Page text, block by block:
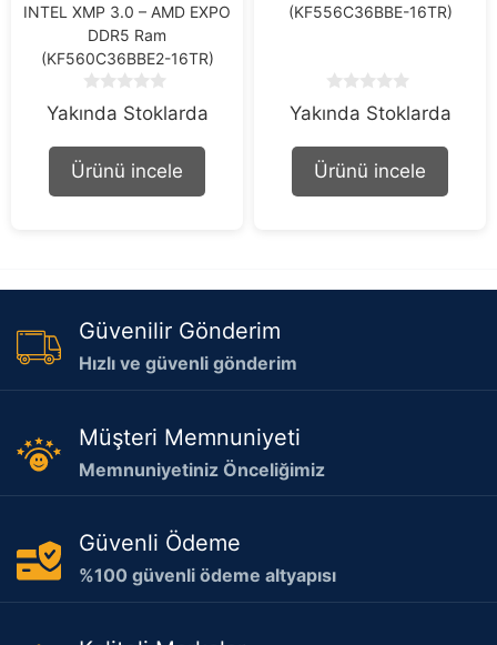
INTEL XMP 3.0 – AMD EXPO
DDR5 Ram
(KF560C36BBE2-16TR)
o
o
f
Yakında Stoklarda
Ürünü incele
(KF556C36BBE-16TR)
o
o
f
Yakında Stoklarda
Ürünü incele
Güvenilir Gönderim
Hızlı ve güvenli gönderim
Müşteri Memnuniyeti
Memnuniyetiniz Önceliğimiz
Güvenli Ödeme
%100 güvenli ödeme altyapısı